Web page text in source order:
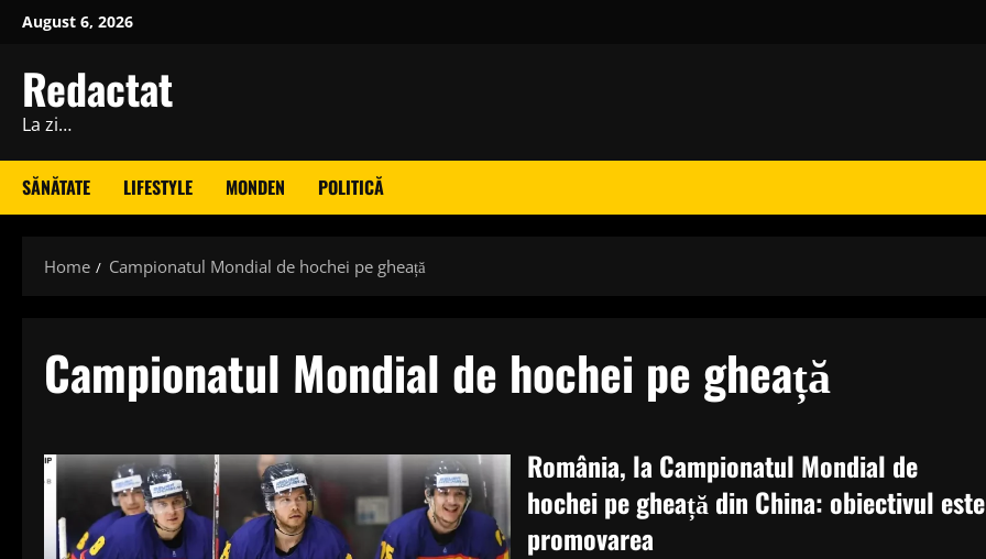
Skip
content
August 6, 2026
Redactat
La zi…
SĂNĂTATE LIFESTYLE MONDEN POLITICĂ
Home Campionatul Mondial de hochei pe gheață
Campionatul Mondial de hochei pe gheață
România, la Campionatul Mondial de
hochei pe gheață din China: obiectivul este
promovarea